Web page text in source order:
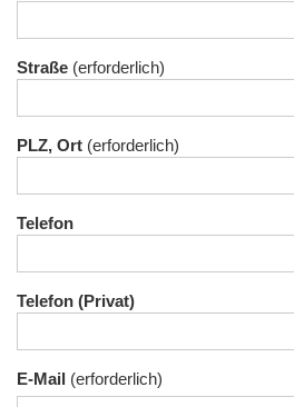
Straße
PLZ, Ort
Telefon
Telefon (Privat)
E-Mail